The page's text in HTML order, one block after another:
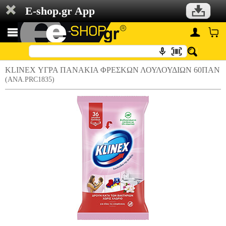
E-shop.gr App
KLINEX ΥΓΡΑ ΠΑΝΑΚΙΑ ΦΡΕΣΚΩΝ ΛΟΥΛΟΥΔΙΩΝ 60ΠΑΝ
(ANA.PRC1835)